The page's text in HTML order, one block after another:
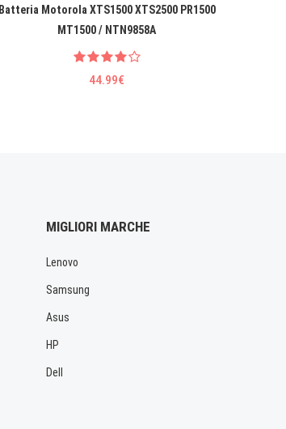
Batteria Motorola XTS1500 XTS2500 PR1500
MT1500 / NTN9858A
44.99€
MIGLIORI MARCHE
Lenovo
Samsung
Asus
HP
Dell